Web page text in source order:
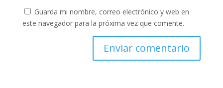
Guarda mi nombre, correo electrónico y web en
este navegador para la próxima vez que comente.